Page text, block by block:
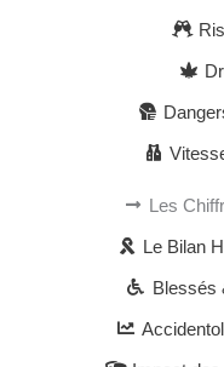
Les
Le Bilan
Blessés